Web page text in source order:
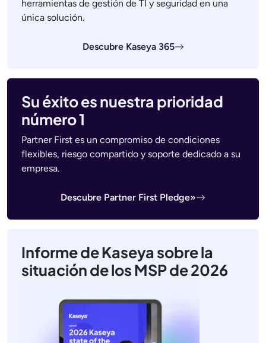
herramientas de gestión de TI y seguridad en una
única solución.
Descubre Kaseya 365
Su éxito es nuestra prioridad
número 1
Partner First es un compromiso de condiciones
flexibles, riesgo compartido y soporte dedicado a su
empresa.
Descubre Partner First Pledge»
Informe de Kaseya sobre la
situación de los MSP de 2026